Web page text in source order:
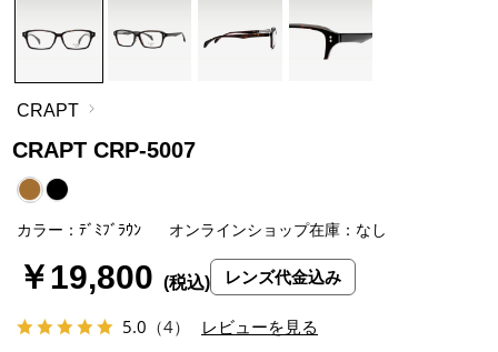
CRAPT
CRAPT CRP-5007
5.0 （4） レビューを見る
カラー：ﾃﾞﾐﾌﾞﾗｳﾝ オンラインショップ在庫：なし
￥19,800 レンズ代金込み